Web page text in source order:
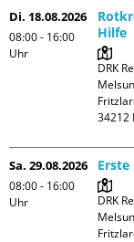
Di. 18.08.2026
08:00 - 16:00
Uhr
Hilfe
DRK
Sa. 29.08.2026
08:00 - 16:00
Uhr
DRK